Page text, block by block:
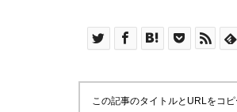
この記事のタイトルとURLをコピ